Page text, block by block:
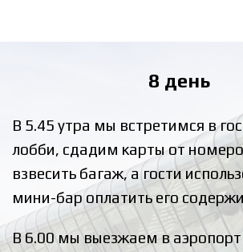
8 день
В 5.45 утра мы встретимся в
лобби, сдадим карты от
взвесить багаж, а гости
мини-бар оплатить его
В 6.00 мы выезжаем в